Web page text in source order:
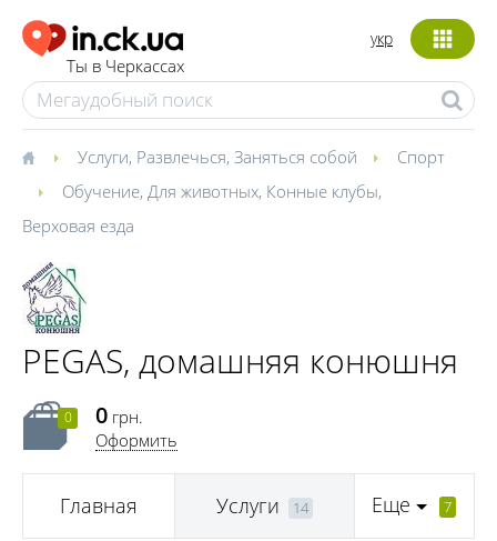
Ты в Черкассах
укр
Услуги, Развлечься, Заняться собой
Спорт
Обучение, Для животных, Конные клубы,
Верховая езда
PEGAS, домашняя конюшня
0 0 грн.
Оформить
Главная Услуги 14 Еще 7